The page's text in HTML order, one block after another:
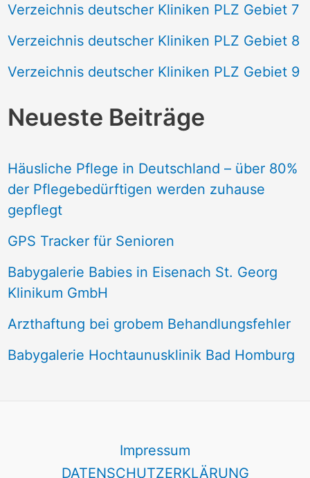
Verzeichnis deutscher Kliniken PLZ Gebiet 7
Verzeichnis deutscher Kliniken PLZ Gebiet 8
Verzeichnis deutscher Kliniken PLZ Gebiet 9
Neueste Beiträge
Häusliche Pflege in Deutschland – über 80%
der Pflegebedürftigen werden zuhause
gepflegt
GPS Tracker für Senioren
Babygalerie Babies in Eisenach St. Georg
Klinikum GmbH
Arzthaftung bei grobem Behandlungsfehler
Babygalerie Hochtaunusklinik Bad Homburg
Impressum
DATENSCHUTZERKLÄRUNG